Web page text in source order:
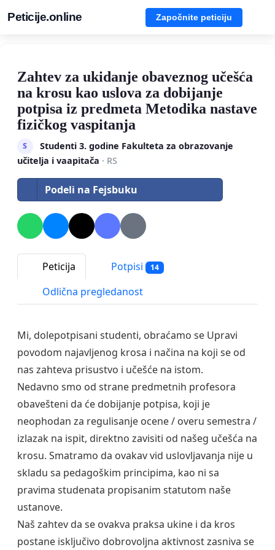
Peticije.online Započnite peticiju
Zahtev za ukidanje obaveznog učešća
na krosu kao uslova za dobijanje
potpisa iz predmeta Metodika nastave
fizičkog vaspitanja
S
Studenti 3. godine Fakulteta za obrazovanje
učitelja i vaapitača · RS
Podeli na Fejsbuku
Peticija Potpisi 14
Odlična pregledanost
Mi, dolepotpisani studenti, obraćamo se Upravi
povodom najavljenog krosa i načina na koji se od
nas zahteva prisustvo i učešće na istom.
Nedavno smo od strane predmetnih profesora
obavešteni da će dobijanje potpisa, koji je
neophodan za regulisanje ocene / overu semestra /
izlazak na ispit, direktno zavisiti od našeg učešća na
krosu. Smatramo da ovakav vid uslovljavanja nije u
skladu sa pedagoškim principima, kao ni sa
pravima studenata propisanim statutom naše
ustanove.
Naš zahtev da se ovakva praksa ukine i da kros
postane isključivo dobrovoljna aktivnost zasniva se